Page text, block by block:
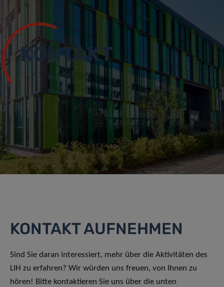
KONTAKT
KONTAKT AUFNEHMEN
Sind Sie daran interessiert, mehr über die Aktivitäten des
LIH zu erfahren? Wir würden uns freuen, von Ihnen zu
hören! Bitte kontaktieren Sie uns über die unten